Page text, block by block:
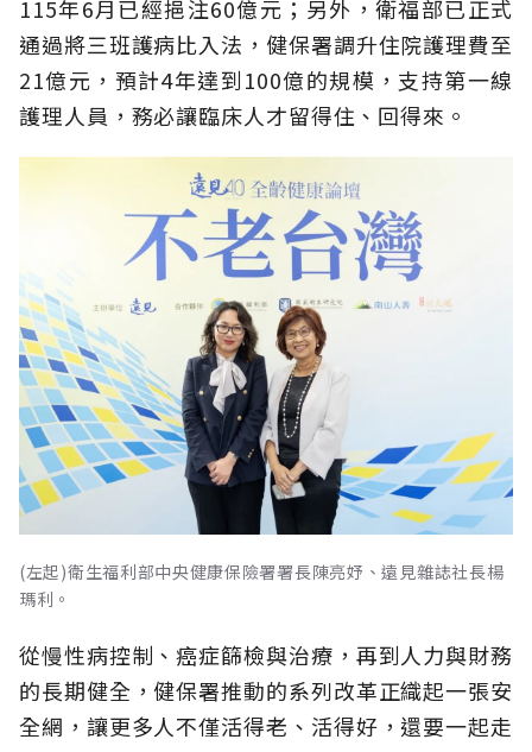
115年6月已經挹注60億元；另外，衛福部已正式
通過將三班護病比入法，健保署調升住院護理費至
21億元，預計4年達到100億的規模，支持第一線
護理人員，務必讓臨床人才留得住、回得來。
(左起)衛生福利部中央健康保險署署長陳亮妤、遠見雜誌社長楊
瑪利。
從慢性病控制、癌症篩檢與治療，再到人力與財務
的長期健全，健保署推動的系列改革正織起一張安
全網，讓更多人不僅活得老、活得好，還要一起走